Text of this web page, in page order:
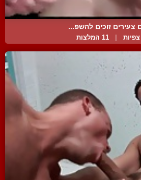
צעירים זוכים להשפ...
11 המלצות